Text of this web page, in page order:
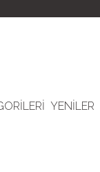
YENİLER